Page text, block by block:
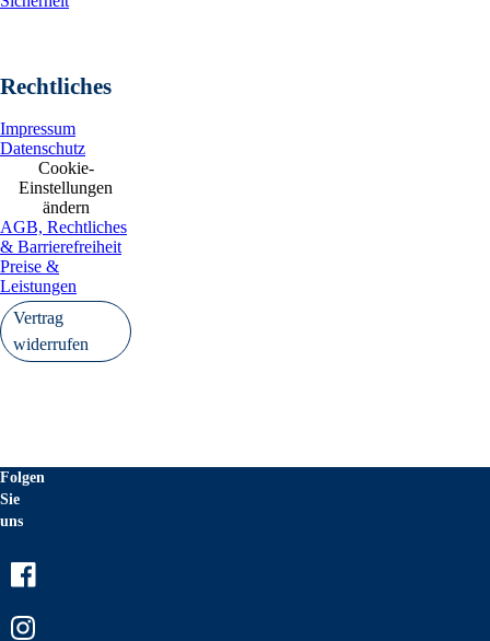
Rechtliches
Impressum
Datenschutz
Cookie-
Einstellungen
ändern
AGB, Rechtliches
& Barrierefreiheit
Preise &
Leistungen
Vertrag
widerrufen
Folgen
Sie
uns